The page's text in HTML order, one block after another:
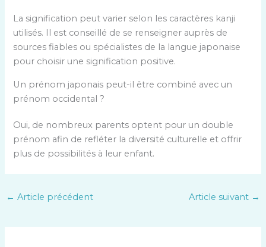
La signification peut varier selon les caractères kanji
utilisés. Il est conseillé de se renseigner auprès de
sources fiables ou spécialistes de la langue japonaise
pour choisir une signification positive.
Un prénom japonais peut-il être combiné avec un
prénom occidental ?
Oui, de nombreux parents optent pour un double
prénom afin de refléter la diversité culturelle et offrir
plus de possibilités à leur enfant.
← Article précédent Article suivant →